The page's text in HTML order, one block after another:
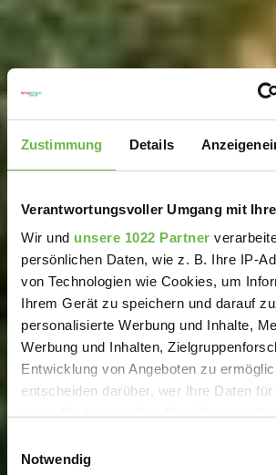
Zustimmung Details
Verantwortungsvoller Umgang mit
Wir und unsere 1022 Partner
persönlichen Daten, wie z. B. Ihre IP-
von Technologien wie Cookies, um
Ihrem Gerät zu speichern und darauf
personalisierte Werbung und Inhalte,
Werbung und Inhalten,
Entwicklung von Angeboten zu
entscheiden darüber, wer Ihre Daten
Trigger Symbol ändern oder widerrufen
Notwendig